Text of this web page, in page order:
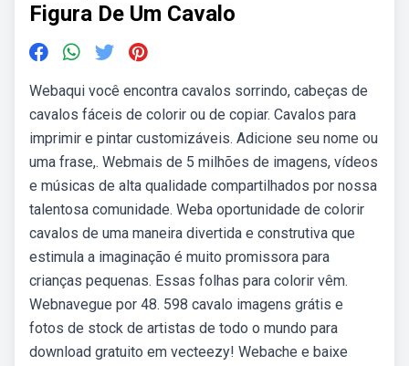
Figura De Um Cavalo
Webaqui você encontra cavalos sorrindo, cabeças de
cavalos fáceis de colorir ou de copiar. Cavalos para
imprimir e pintar customizáveis. Adicione seu nome ou
uma frase,. Webmais de 5 milhões de imagens, vídeos
e músicas de alta qualidade compartilhados por nossa
talentosa comunidade. Weba oportunidade de colorir
cavalos de uma maneira divertida e construtiva que
estimula a imaginação é muito promissora para
crianças pequenas. Essas folhas para colorir vêm.
Webnavegue por 48. 598 cavalo imagens grátis e
fotos de stock de artistas de todo o mundo para
download gratuito em vecteezy! Webache e baixe